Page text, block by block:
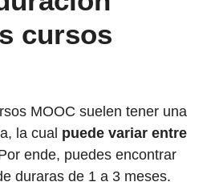
cursos
MOOC suelen tener una
la cual puede variar entre
ende, puedes encontrar
duraras de 1 a 3 meses.